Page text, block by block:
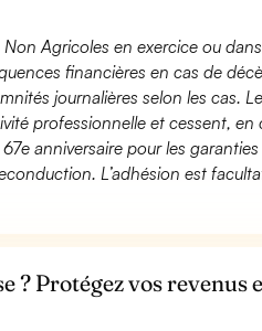
Agricoles en exercice ou
financières en cas de
journalières selon les cas.
professionnelle et cessent,
anniversaire pour les
L’adhésion est
Protégez vos revenus